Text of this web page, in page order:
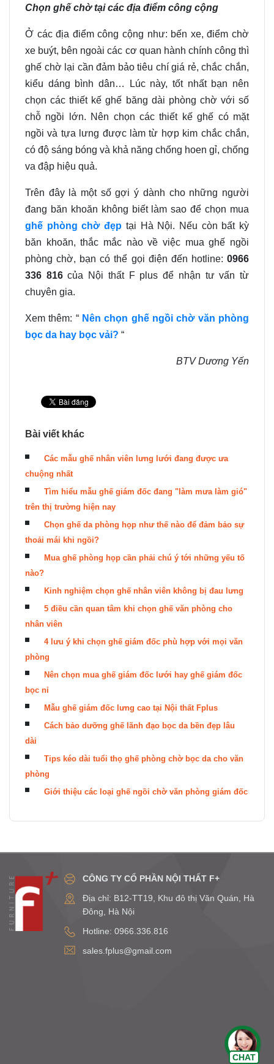
Chọn ghế chờ tại các địa điểm công cộng
Ở các địa điểm công cộng như: bến xe, điểm chờ
xe buýt, bên ngoài các cơ quan hành chính công thì
ghế chờ lại cần đảm bảo tiêu chí giá rẻ, chắc chắn,
kiểu dáng bình dân… Lúc này, tốt nhất bạn nên
chọn các thiết kế ghế băng dài phòng chờ với số
chỗ ngồi lớn. Nên chọn các thiết kế ghế có mặt
ngồi và tựa lưng được làm từ hợp kim chắc chắn,
có độ sáng bóng và khả năng chống hoen gỉ, chống
va đập hiệu quả.
Trên đây là một số gợi ý dành cho những người
đang băn khoăn không biết làm sao để chọn mua
ghế phòng chờ đẹp tại Hà Nội. Nếu còn bất kỳ
băn khoăn, thắc mắc nào về việc mua ghế ngồi
phòng chờ, bạn có thể gọi điện đến hotline: 0966
336 816của Nội thất F plus để nhận tư vấn từ
chuyên gia.
Xem thêm: “ Nên chọn ghế ngồi chờ văn phòng
bọc da hay bọc vải? “
BTV Dương Yến
Bài viết khác
Các mẫu ghế nhân viên lưng lưới đang được ưa
chuộng nhất
Tìm hiểu mẫu ghế giám đốc đang "làm mưa làm gió"
trên thị trường hiện nay
Chọn ghế da phòng họp như thế nào để đảm bảo sự
thoải mái khi ngồi?
Mua ghế phòng họp cần phải chú ý tới những yếu tố
nào?
Kinh nghiệm chọn ghế nhân viên không bị đau lưng
5 điều cần quan tâm khi chọn ghế văn phòng cho
nhân viên
4 lưu ý khi chọn ghế giám đốc phù hợp với mọi văn
phòng
Nên chọn mua ghế giám đốc lưới hay ghế giám đốc
bọc nỉ
Mẫu ghế giám đốc lưng cao tại Nội thất Fplus
Cách bảo dưỡng ghế lãnh đạo bọc da bền đẹp lâu
dài
Tips kéo dài tuổi thọ ghế phòng chờ bọc da cho văn
phòng
Giới thiệu các loại ghế ngồi chờ văn phòng giám đốc
CÔNG TY CỔ PHẦN NỘI THẤT F+
Địa chỉ: B12-TT19, Khu đô thị Văn Quán, Hà
Đông, Hà Nội
Hotline: 0966.336.816
sales.fplus@gmail.com
CHAT